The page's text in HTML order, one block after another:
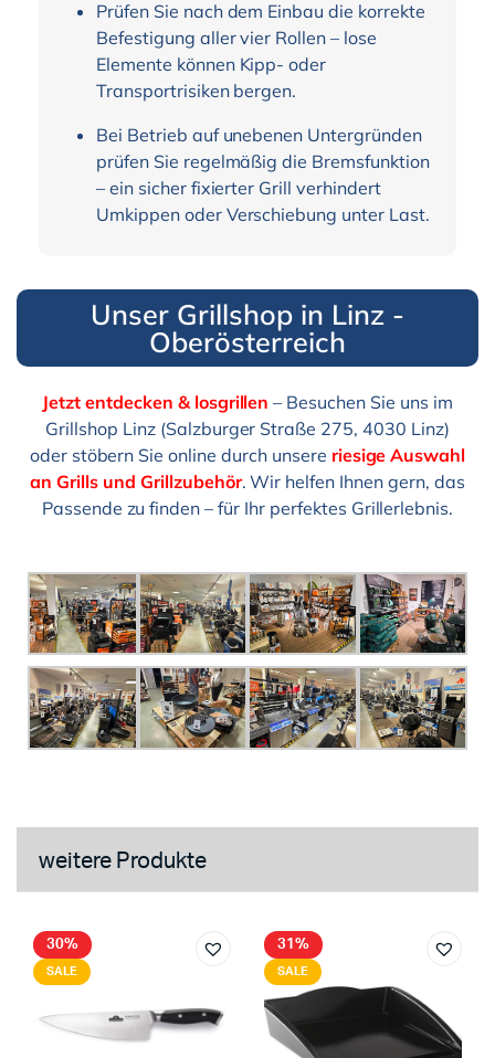
Prüfen Sie nach dem Einbau die korrekte
Befestigung aller vier Rollen – lose
Elemente können Kipp- oder
Transportrisiken bergen.
Bei Betrieb auf unebenen Untergründen
prüfen Sie regelmäßig die Bremsfunktion
– ein sicher fixierter Grill verhindert
Umkippen oder Verschiebung unter Last.
Unser Grillshop in Linz -
Oberösterreich
Jetzt entdecken & losgrillen – Besuchen Sie uns im
Grillshop Linz (Salzburger Straße 275, 4030 Linz)
oder stöbern Sie online durch unsere riesige Auswahl
an Grills und Grillzubehör. Wir helfen Ihnen gern, das
Passende zu finden – für Ihr perfektes Grillerlebnis.
weitere Produkte
30%
SALE
31%
SALE